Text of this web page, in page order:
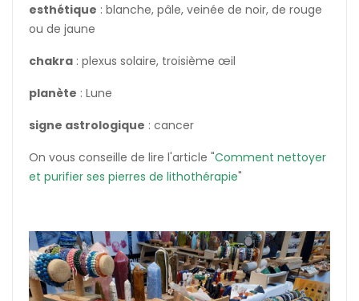
esthétique : blanche, pâle, veinée de noir, de rouge
ou de jaune
chakra : plexus solaire, troisième œil
planète : Lune
signe astrologique : cancer
On vous conseille de lire l'article "Comment nettoyer
et purifier ses pierres de lithothérapie"